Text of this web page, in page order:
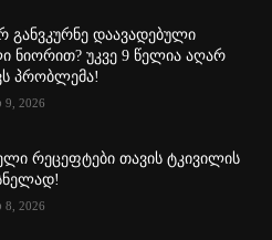
დაავადებული
ნიორით? უკვე 9 წელია აღარ
პრობლემა!
9, 2026
რეცეფტები თავის ტკივილის
8, 2026